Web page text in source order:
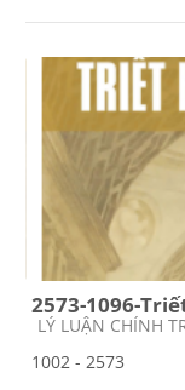
2573-1096-
Các loại khóa học
LÝ LUẬN CHÍNH
1002 - 2573